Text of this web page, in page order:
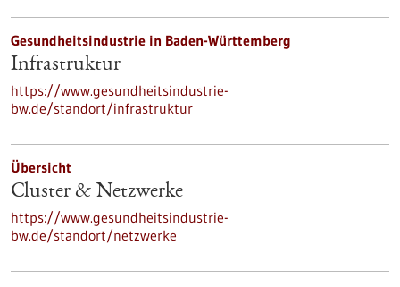
Gesundheitsindustrie in Baden-Württemberg
Infrastruktur
https://www.gesundheitsindustrie-
bw.de/standort/infrastruktur
Übersicht
Cluster & Netzwerke
https://www.gesundheitsindustrie-
bw.de/standort/netzwerke